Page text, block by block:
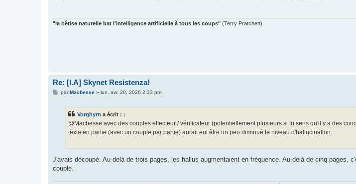
"la bêtise naturelle bat l'intelligence artificielle à tous les coups" (Terry Pratchett)
Re: [I.A] Skynet Resistenza!
MparMacbesse» lun. avr. 20, 2026 2:33 pm
Vorghyrn a écrit : ↑
@Macbesse avec des couples effecteur / vérificateur (potentiellement plusieurs si tu sens qu'il y a des
texte en partie (avec un couple par partie) aurait eut être un peu diminué le niveau d'hallucination.
J'avais découpé. Au-delà de trois pages, les hallus augmentaient en fréquence. Au-delà de cinq pages,
couple.